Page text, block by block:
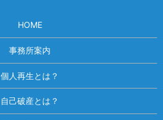
HOME
事務所案内
個人再生とは？
自己破産とは？